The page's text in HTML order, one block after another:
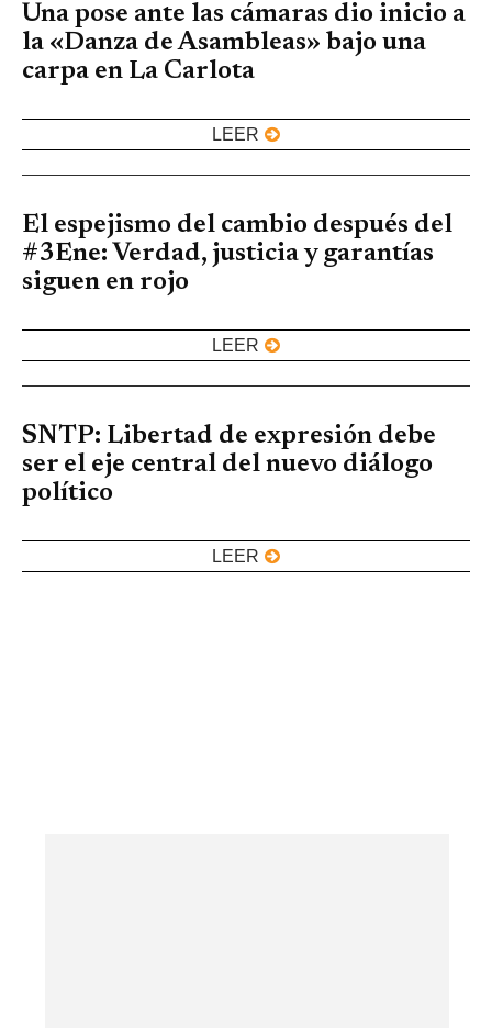
Una pose ante las cámaras dio inicio a
la «Danza de Asambleas» bajo una
carpa en La Carlota
LEER
El espejismo del cambio después del
#3Ene: Verdad, justicia y garantías
siguen en rojo
LEER
SNTP: Libertad de expresión debe
ser el eje central del nuevo diálogo
político
LEER